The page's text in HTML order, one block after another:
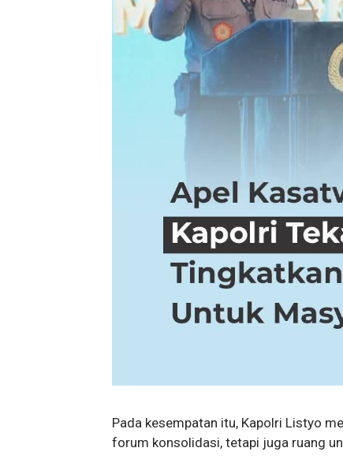
Pada kesempatan itu, Kapolri Listyo
forum konsolidasi, tetapi juga ruang